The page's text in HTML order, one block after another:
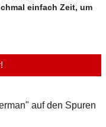
einfach Zeit, um